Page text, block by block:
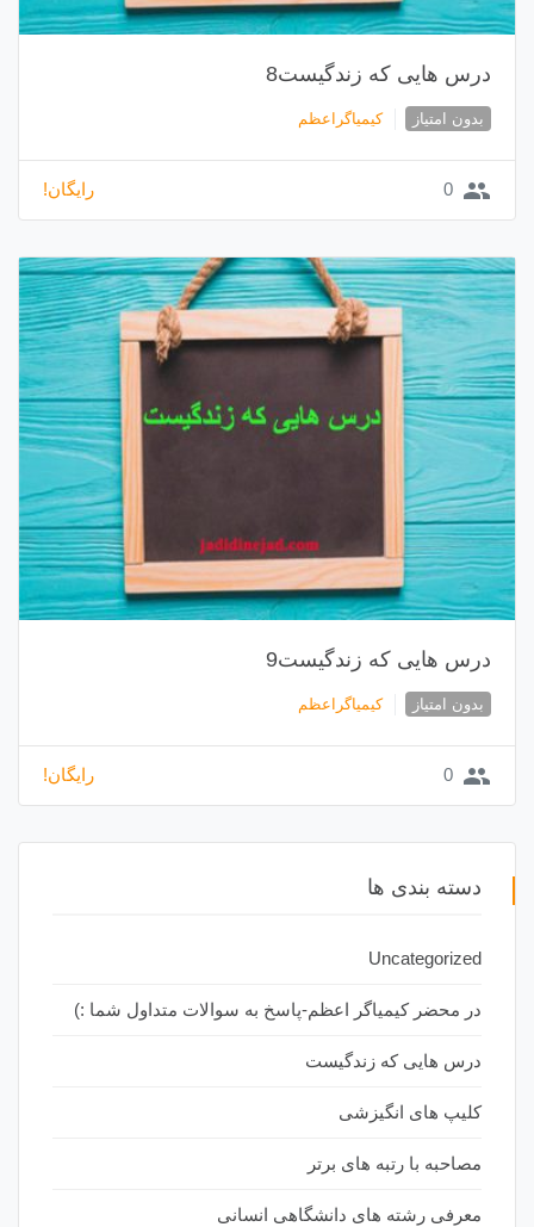
درس هایی که زندگیست8
بدون امتیاز کیمیاگراعظم
group
0 رایگان!
درس هایی که زندگیست9
بدون امتیاز کیمیاگراعظم
group
0 رایگان!
دسته بندی ها
Uncategorized
در محضر کیمیاگر اعظم-پاسخ به سوالات متداول شما :)
درس هایی که زندگیست
کلیپ های انگیزشی
مصاحبه با رتبه های برتر
معرفی رشته های دانشگاهی انسانی